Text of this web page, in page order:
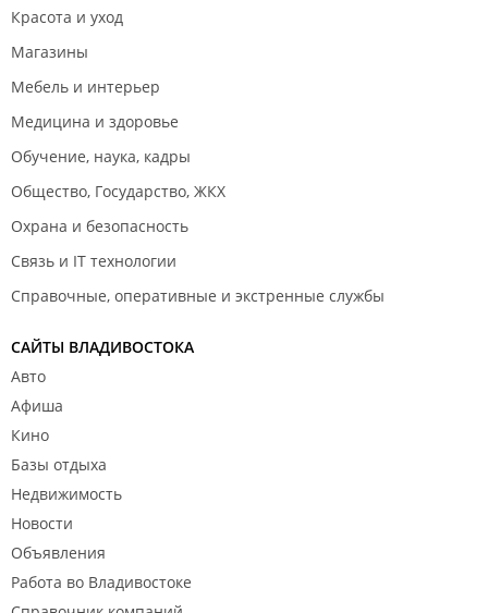
Красота и уход
Магазины
Мебель и интерьер
Медицина и здоровье
Обучение, наука, кадры
Общество, Государство, ЖКХ
Охрана и безопасность
Связь и IT технологии
Справочные, оперативные и экстренные службы
САЙТЫ ВЛАДИВОСТОКА
Авто
Афиша
Кино
Базы отдыха
Недвижимость
Новости
Объявления
Работа во Владивостоке